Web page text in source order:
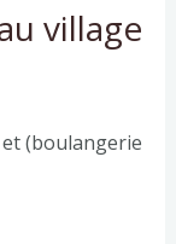
village
(boulangerie